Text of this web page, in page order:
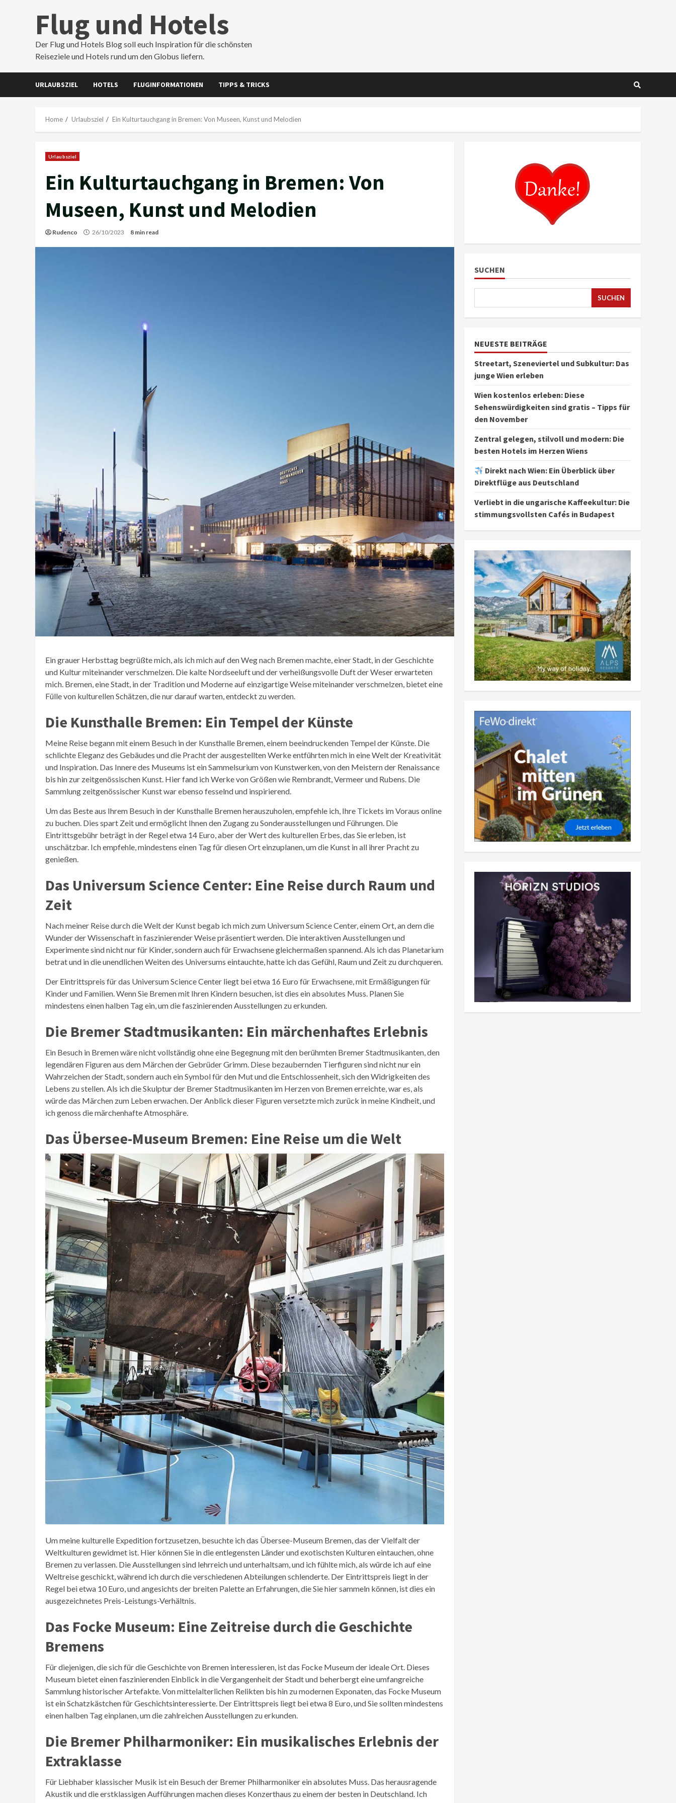
Flug und Hotels
Der Flug und Hotels Blog soll euch Inspiration für die schönsten
Reiseziele und Hotels rund um den Globus liefern.
URLAUBSZIEL HOTELS FLUGINFORMATIONEN TIPPS & TRICKS
Home Urlaubsziel Ein Kulturtauchgang in Bremen: Von Museen, Kunst und Melodien
Urlaubsziel
Ein Kulturtauchgang in Bremen: Von
Museen, Kunst und Melodien
Rudenco 26/10/2023 8 min read
Ein grauer Herbsttag begrüßte mich, als ich mich auf den Weg nach Bremen machte, einer Stadt, in der Geschichte
und Kultur miteinander verschmelzen. Die kalte Nordseeluft und der verheißungsvolle Duft der Weser erwarteten
mich. Bremen, eine Stadt, in der Tradition und Moderne auf einzigartige Weise miteinander verschmelzen, bietet eine
Fülle von kulturellen Schätzen, die nur darauf warten, entdeckt zu werden.
Die Kunsthalle Bremen: Ein Tempel der Künste
Meine Reise begann mit einem Besuch in der Kunsthalle Bremen, einem beeindruckenden Tempel der Künste. Die
schlichte Eleganz des Gebäudes und die Pracht der ausgestellten Werke entführten mich in eine Welt der Kreativität
und Inspiration. Das Innere des Museums ist ein Sammelsurium von Kunstwerken, von den Meistern der Renaissance
bis hin zur zeitgenössischen Kunst. Hier fand ich Werke von Größen wie Rembrandt, Vermeer und Rubens. Die
Sammlung zeitgenössischer Kunst war ebenso fesselnd und inspirierend.
Um das Beste aus Ihrem Besuch in der Kunsthalle Bremen herauszuholen, empfehle ich, Ihre Tickets im Voraus online
zu buchen. Dies spart Zeit und ermöglicht Ihnen den Zugang zu Sonderausstellungen und Führungen. Die
Eintrittsgebühr beträgt in der Regel etwa 14 Euro, aber der Wert des kulturellen Erbes, das Sie erleben, ist
unschätzbar. Ich empfehle, mindestens einen Tag für diesen Ort einzuplanen, um die Kunst in all ihrer Pracht zu
genießen.
Das Universum Science Center: Eine Reise durch Raum und
Zeit
Nach meiner Reise durch die Welt der Kunst begab ich mich zum Universum Science Center, einem Ort, an dem die
Wunder der Wissenschaft in faszinierender Weise präsentiert werden. Die interaktiven Ausstellungen und
Experimente sind nicht nur für Kinder, sondern auch für Erwachsene gleichermaßen spannend. Als ich das Planetarium
betrat und in die unendlichen Weiten des Universums eintauchte, hatte ich das Gefühl, Raum und Zeit zu durchqueren.
Der Eintrittspreis für das Universum Science Center liegt bei etwa 16 Euro für Erwachsene, mit Ermäßigungen für
Kinder und Familien. Wenn Sie Bremen mit Ihren Kindern besuchen, ist dies ein absolutes Muss. Planen Sie
mindestens einen halben Tag ein, um die faszinierenden Ausstellungen zu erkunden.
Die Bremer Stadtmusikanten: Ein märchenhaftes Erlebnis
Ein Besuch in Bremen wäre nicht vollständig ohne eine Begegnung mit den berühmten Bremer Stadtmusikanten, den
legendären Figuren aus dem Märchen der Gebrüder Grimm. Diese bezaubernden Tierfiguren sind nicht nur ein
Wahrzeichen der Stadt, sondern auch ein Symbol für den Mut und die Entschlossenheit, sich den Widrigkeiten des
Lebens zu stellen. Als ich die Skulptur der Bremer Stadtmusikanten im Herzen von Bremen erreichte, war es, als
würde das Märchen zum Leben erwachen. Der Anblick dieser Figuren versetzte mich zurück in meine Kindheit, und
ich genoss die märchenhafte Atmosphäre.
Das Übersee-Museum Bremen: Eine Reise um die Welt
Um meine kulturelle Expedition fortzusetzen, besuchte ich das Übersee-Museum Bremen, das der Vielfalt der
Weltkulturen gewidmet ist. Hier können Sie in die entlegensten Länder und exotischsten Kulturen eintauchen, ohne
Bremen zu verlassen. Die Ausstellungen sind lehrreich und unterhaltsam, und ich fühlte mich, als würde ich auf eine
Weltreise geschickt, während ich durch die verschiedenen Abteilungen schlenderte. Der Eintrittspreis liegt in der
Regel bei etwa 10 Euro, und angesichts der breiten Palette an Erfahrungen, die Sie hier sammeln können, ist dies ein
ausgezeichnetes Preis-Leistungs-Verhältnis.
Das Focke Museum: Eine Zeitreise durch die Geschichte
Bremens
Für diejenigen, die sich für die Geschichte von Bremen interessieren, ist das Focke Museum der ideale Ort. Dieses
Museum bietet einen faszinierenden Einblick in die Vergangenheit der Stadt und beherbergt eine umfangreiche
Sammlung historischer Artefakte. Von mittelalterlichen Relikten bis hin zu modernen Exponaten, das Focke Museum
ist ein Schatzkästchen für Geschichtsinteressierte. Der Eintrittspreis liegt bei etwa 8 Euro, und Sie sollten mindestens
einen halben Tag einplanen, um die zahlreichen Ausstellungen zu erkunden.
Die Bremer Philharmoniker: Ein musikalisches Erlebnis der
Extraklasse
Für Liebhaber klassischer Musik ist ein Besuch der Bremer Philharmoniker ein absolutes Muss. Das herausragende
Akustik und die erstklassigen Aufführungen machen dieses Konzerthaus zu einem der besten in Deutschland. Ich
SUCHEN
SUCHEN
NEUESTE BEITRÄGE
Streetart, Szeneviertel und Subkultur: Das
junge Wien erleben
Wien kostenlos erleben: Diese
Sehenswürdigkeiten sind gratis – Tipps für
den November
Zentral gelegen, stilvoll und modern: Die
besten Hotels im Herzen Wiens
Direkt nach Wien: Ein Überblick über
Direktflüge aus Deutschland
Verliebt in die ungarische Kaffeekultur: Die
stimmungsvollsten Cafés in Budapest